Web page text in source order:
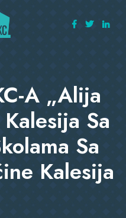
A „Alija
Sa
Sa
Kalesija